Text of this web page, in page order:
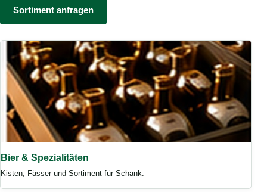
Sortiment anfragen
Bier & Spezialitäten
Kisten, Fässer und Sortiment für Schank.